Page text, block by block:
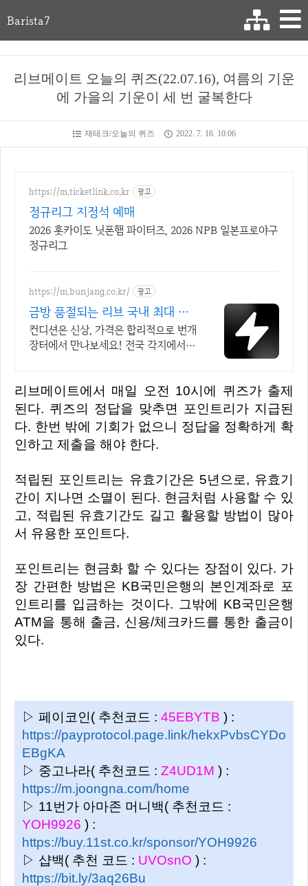
Barista7
리브메이트 오늘의 퀴즈(22.07.16), 여름의 기운
에 가을의 기운이 세 번 굴복한다
재테크/오늘의 퀴즈 2022. 7. 16. 10:06
https://m.ticketlink.co.kr 광고
정규리그 지정석 예매
2026 홋카이도 닛폰햄 파이터즈, 2026 NPB 일본프로야구
정규리그
https://m.bunjang.co.kr/ 광고
금방 품절되는 리브 국내 최대 브
랜드 중고거래
컨디션은 신상, 가격은 합리적으로 번개
장터에서 만나보세요! 전국 각지에서
리브메이트에서 매일 오전 10시에 퀴즈가 출제
된다. 퀴즈의 정답을 맞추면 포인트리가 지급된
다. 한번 밖에 기회가 없으니 정답을 정확하게 확
인하고 제출을 해야 한다.
적립된 포인트리는 유효기간은 5년으로, 유효기
간이 지나면 소멸이 된다. 현금처럼 사용할 수 있
고, 적립된 유효기간도 길고 활용할 방법이 많아
서 유용한 포인트다.
포인트리는 현금화 할 수 있다는 장점이 있다. 가
장 간편한 방법은 KB국민은행의 본인계좌로 포
인트리를 입금하는 것이다. 그밖에 KB국민은행
ATM을 통해 출금, 신용/체크카드를 통한 출금이
있다.
▷ 페이코인( 추천코드 : 45EBYTB ) :
https://payprotocol.page.link/hekxPvbsCYDo
EBgKA
▷ 중고나라( 추천코드 : Z4UD1M ) :
https://m.joongna.com/home
▷ 11번가 아마존 머니백( 추천코드 :
YOH9926 ) :
https://buy.11st.co.kr/sponsor/YOH9926
▷ 샵백( 추천 코드 : UVOsnO ) :
https://bit.ly/3aq26Bu